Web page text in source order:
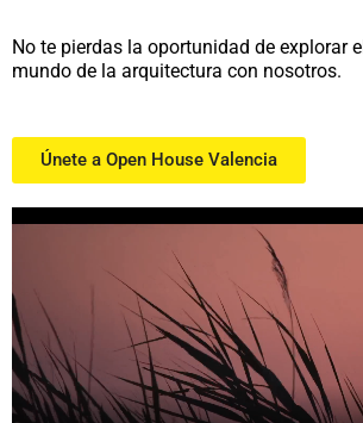
No te pierdas la oportunidad de explorar
mundo de la arquitectura con nosotros.
Únete a Open House Valencia